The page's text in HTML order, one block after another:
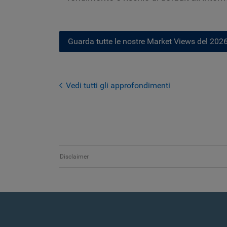
Guarda tutte le nostre Market Views del
Vedi tutti gli approfondimenti
Disclaimer